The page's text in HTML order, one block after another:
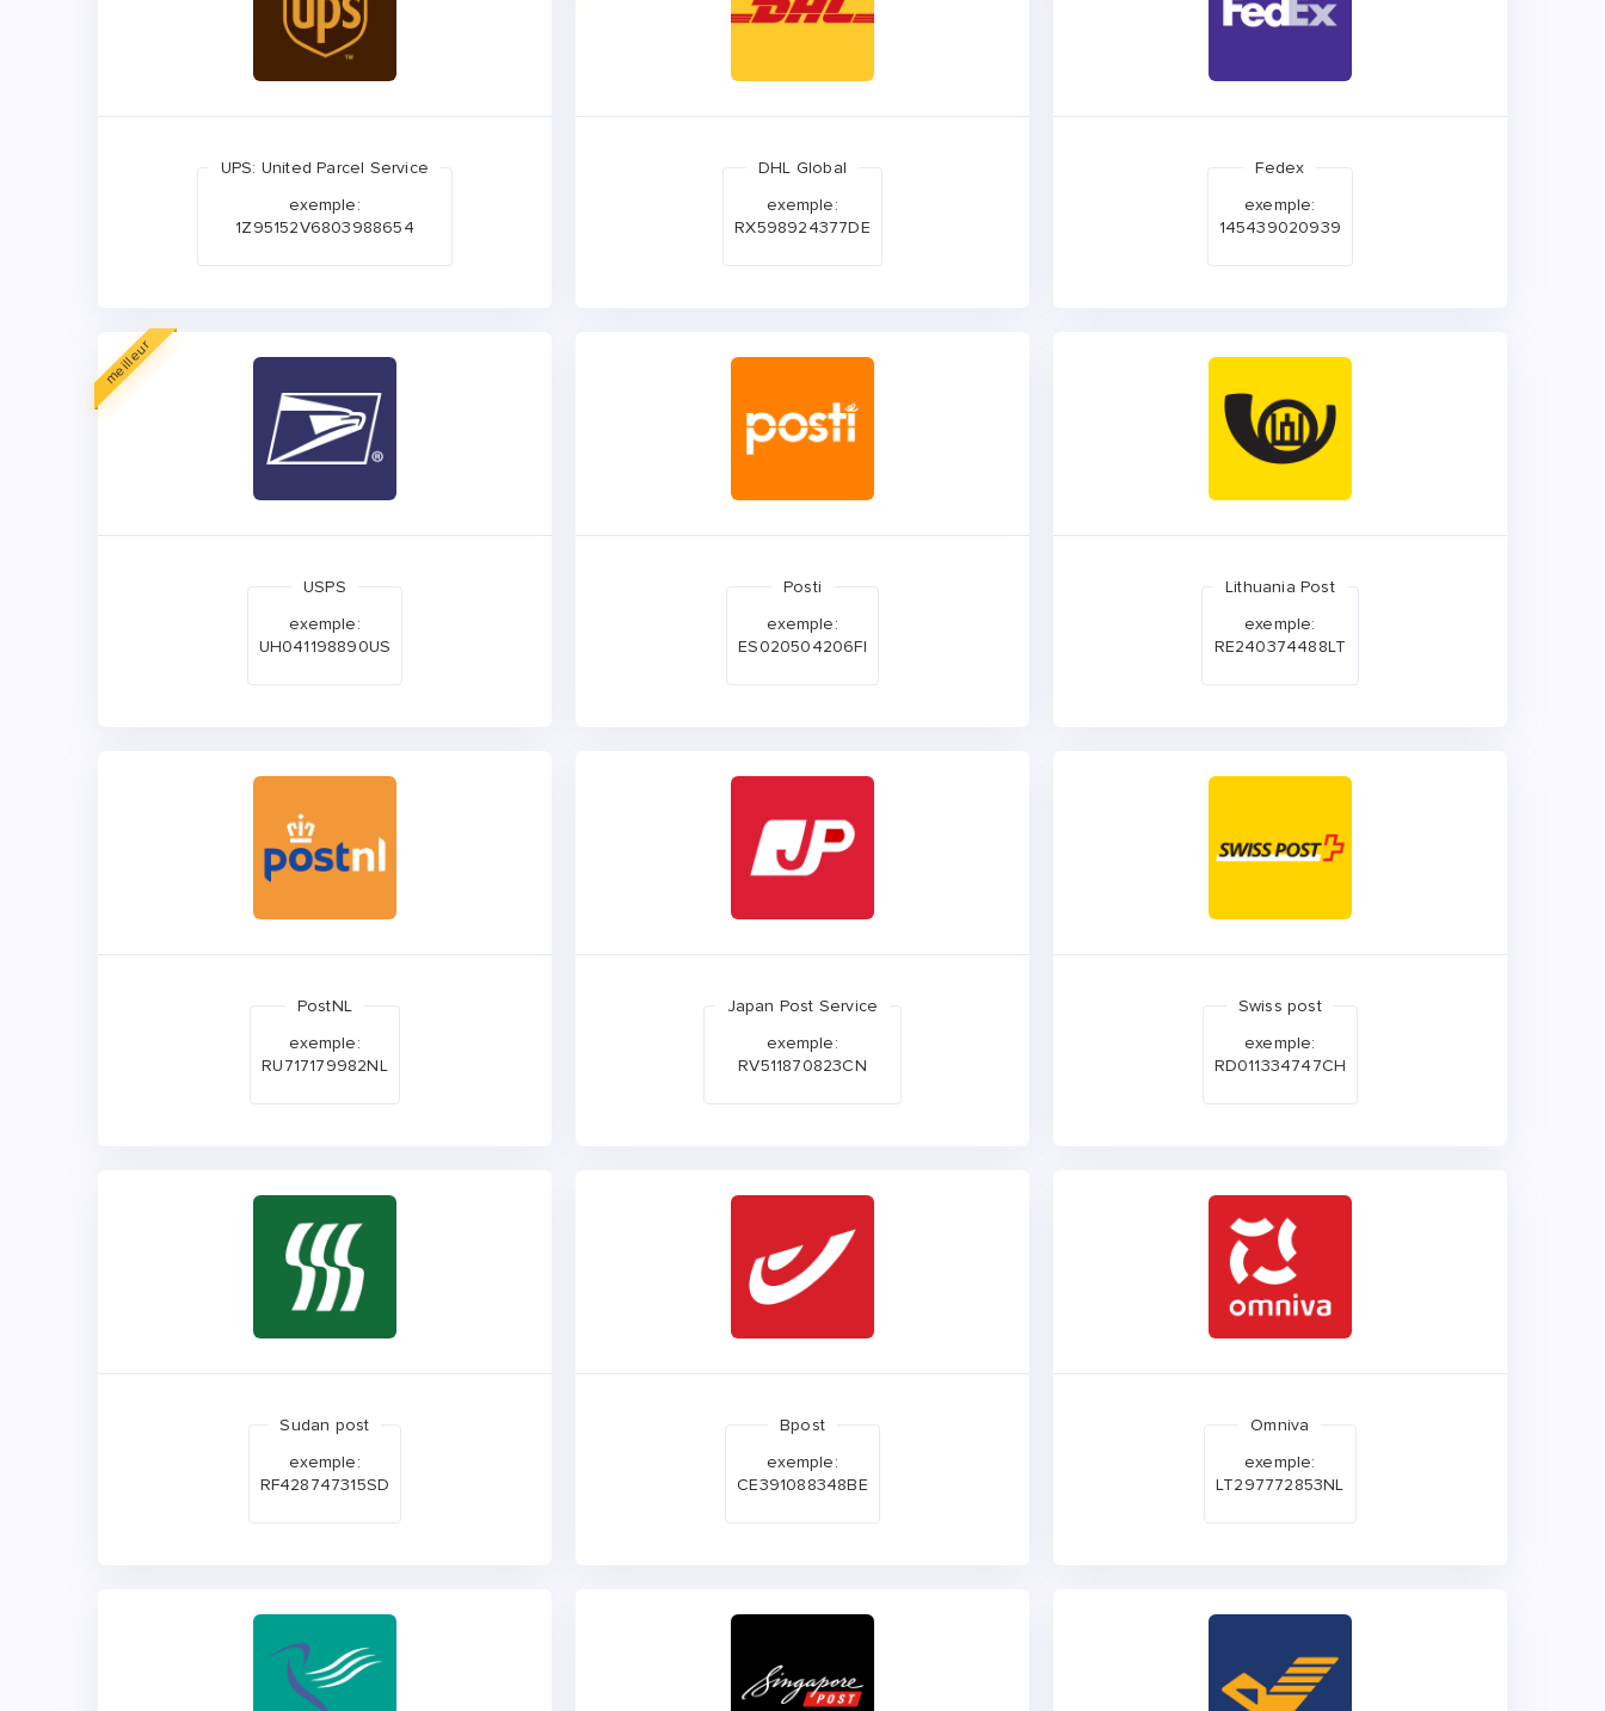
UPS: United Parcel Service
exemple:
1Z95152V6803988654
DHL Global
exemple:
RX598924377DE
Fedex
exemple:
145439020939
meilleur
USPS
exemple:
UH041198890US
Posti
exemple:
ES020504206FI
Lithuania Post
exemple:
RE240374488LT
PostNL
exemple:
RU717179982NL
Japan Post Service
exemple:
RV511870823CN
Swiss post
exemple:
RD011334747CH
Sudan post
exemple:
RF428747315SD
Bpost
exemple:
CE391088348BE
Omniva
exemple:
LT297772853NL